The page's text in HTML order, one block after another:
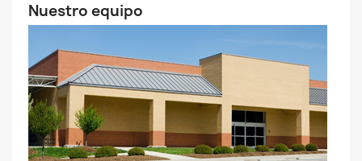
Nuestro equipo